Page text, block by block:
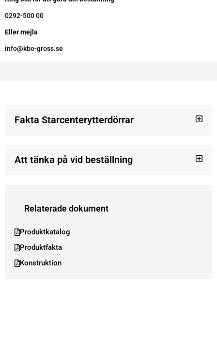
0292-500 00
Eller mejla
info@kbo-gross.se
Fakta Starcenterytterdörrar
Att tänka på vid beställning
Relaterade dokument
Produktkatalog
Produktfakta
Konstruktion